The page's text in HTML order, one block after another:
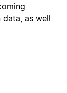
as well